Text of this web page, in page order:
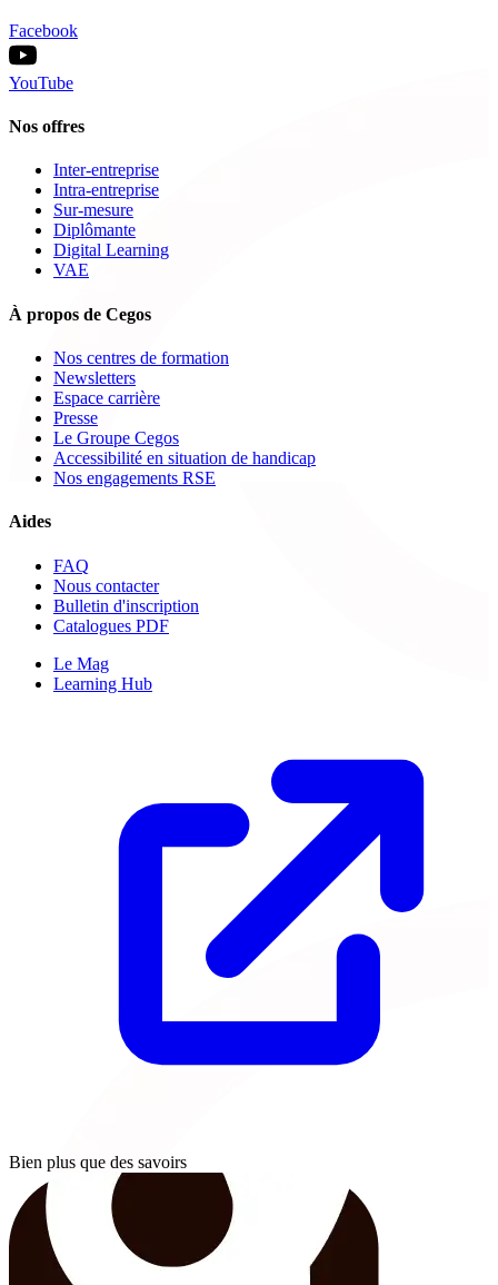
Facebook
YouTube
Nos offres
Inter-entreprise
Intra-entreprise
Sur-mesure
Diplômante
Digital Learning
VAE
À propos de Cegos
Nos centres de formation
Newsletters
Espace carrière
Presse
Le Groupe Cegos
Accessibilité en situation de handicap
Nos engagements RSE
Aides
FAQ
Nous contacter
Bulletin d'inscription
Catalogues PDF
Le Mag
Learning Hub
Bien plus que des savoirs